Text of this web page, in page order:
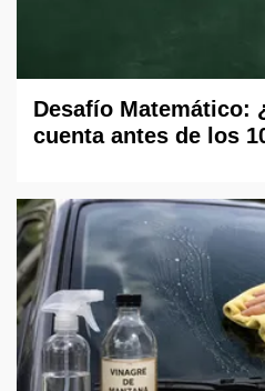
Desafío Matemático:
cuenta antes de los